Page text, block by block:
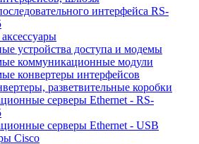
интерфейса RS-
устройства доступа и модемы
коммуникационные модули
конвертеры интерфейсов
разветвительные коробки
серверы Ethernet - RS-
серверы Ethernet - USB
Cisco